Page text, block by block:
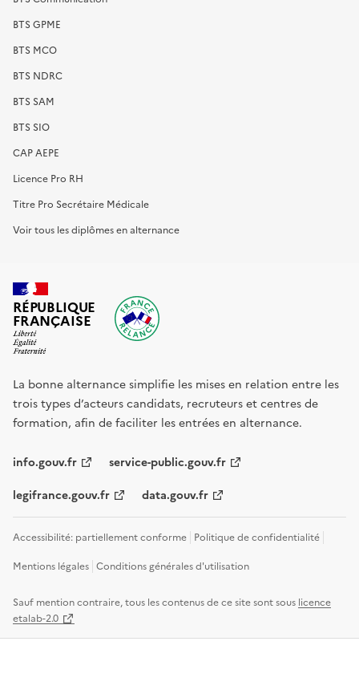
BTS GPME
BTS MCO
BTS NDRC
BTS SAM
BTS SIO
CAP AEPE
Licence Pro RH
Titre Pro Secrétaire Médicale
Voir tous les diplômes en alternance
RÉPUBLIQUE
FRANÇAISE
La bonne alternance simplifie les mises en relation entre les
trois types d’acteurs candidats, recruteurs et centres de
formation, afin de faciliter les entrées en alternance.
info.gouv.fr service-public.gouv.fr
legifrance.gouv.fr data.gouv.fr
Accessibilité: partiellement conforme Politique de confidentialité
Mentions légales Conditions générales d'utilisation
Sauf mention contraire, tous les contenus de ce site sont sous licence
etalab-2.0